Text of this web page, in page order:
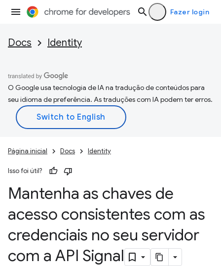
Fazer login
Docs Identity
O Google usa tecnologia de IA na tradução de conteúdos para
seu idioma de preferência. As traduções com IA podem ter erros.
Página inicial Docs Identity
Isso foi útil?
Mantenha as chaves de
acesso consistentes com as
credenciais no seu servidor
com a API Signal